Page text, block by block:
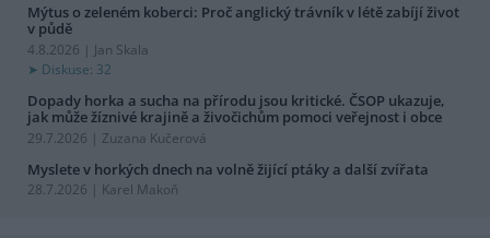
Mýtus o zeleném koberci: Proč anglický trávník v létě zabíjí život
v půdě
4.8.2026 | Jan Skala
Diskuse: 32
Dopady horka a sucha na přírodu jsou kritické. ČSOP ukazuje,
jak může žíznivé krajině a živočichům pomoci veřejnost i obce
29.7.2026 | Zuzana Kučerová
Myslete v horkých dnech na volně žijící ptáky a další zvířata
28.7.2026 | Karel Makoň